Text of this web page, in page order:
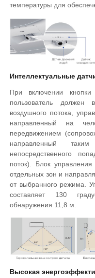
температуры для
Интеллектуальные
При включении
пользователь должен
воздушного потока,
направленный на
передвижением
направленный
непосредственного
поток). Блок
отдельных зон и
от выбранного режима.
составляет 130
обнаружения 11,8 м.
Высокая